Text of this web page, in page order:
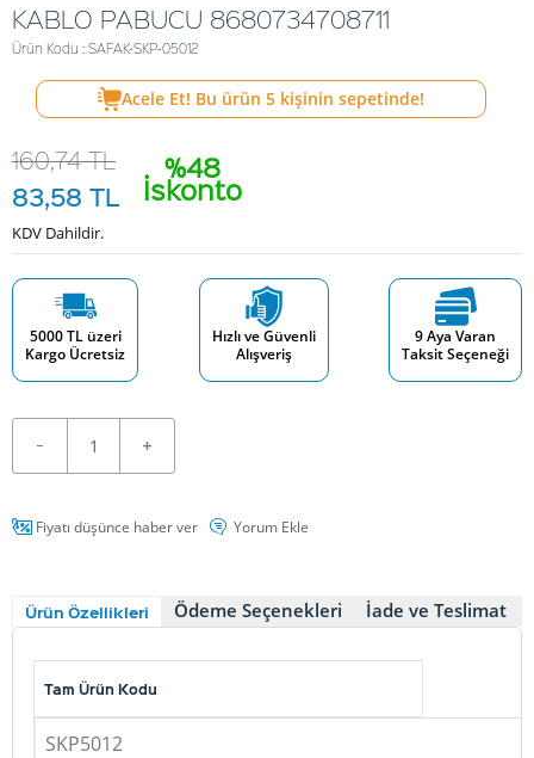
KABLO PABUCU 8680734708711
Ürün Kodu : SAFAK-SKP-05012
Acele Et! Bu ürün 5 kişinin sepetinde!
%48
İskonto
160,74TL
83,58 TL
KDV Dahildir.
5000 TL üzeri
Kargo Ücretsiz
Hızlı ve Güvenli
Alışveriş
9 Aya Varan
Taksit Seçeneği
Fiyatı düşünce haber ver Yorum Ekle
Ürün Özellikleri Ödeme Seçenekleri İade ve Teslimat
Tam Ürün Kodu
SKP5012